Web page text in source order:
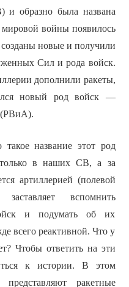
и образно была названа
войны появилось
новые и получили
Сил и рода войск.
дополнили ракеты,
новый род войск —
(РВиА).
такое название этот род
в наших СВ, а за
артиллерией (полевой
вспомнить
и подумать об их
всего реактивной. Что у
Чтобы ответить на эти
к истории. В этом
ракетные